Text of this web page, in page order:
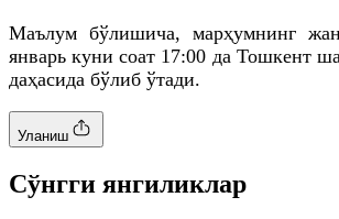
Маълум бўлишича, марҳумнинг
январь куни соат 17:00 да Тошкент
даҳасида бўлиб ўтади.
Уланиш
Cўнгги янгиликлар